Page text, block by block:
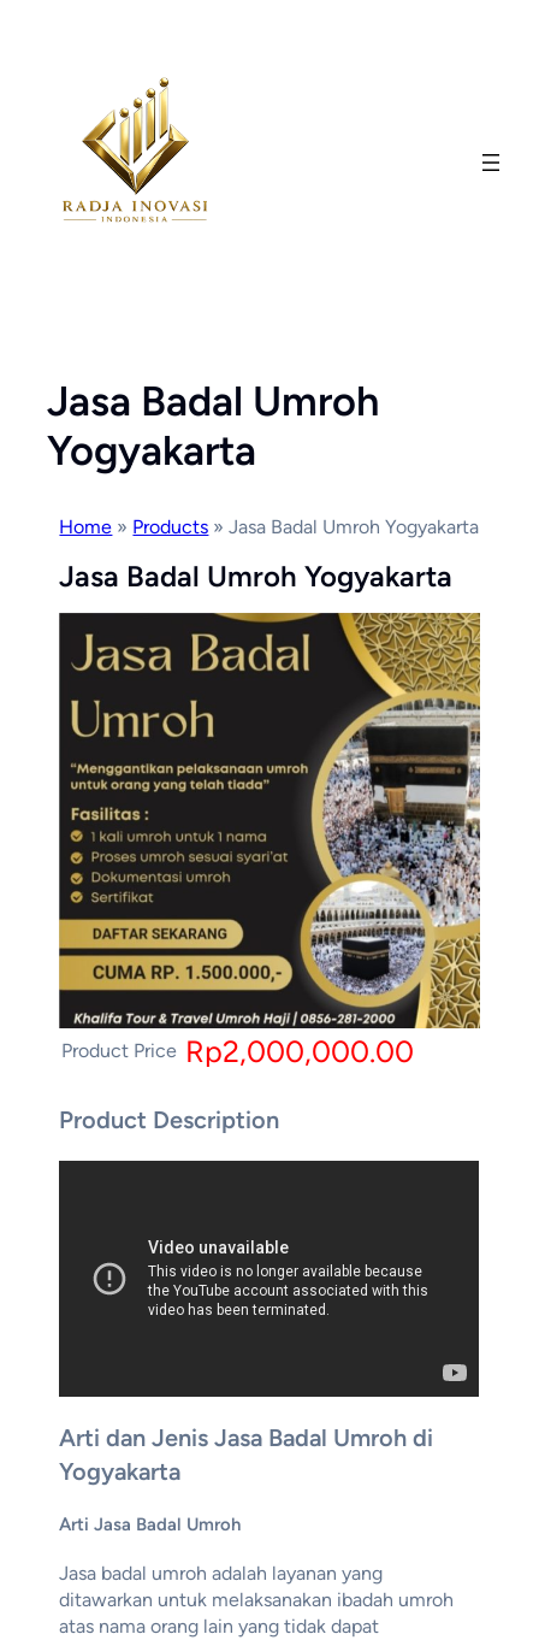
Jasa Badal Umroh
Yogyakarta
Home » Products »Jasa Badal Umroh Yogyakarta
Jasa Badal Umroh Yogyakarta
Product Price Rp2,000,000.00
Product Description
Arti dan Jenis Jasa Badal Umroh di
Yogyakarta
Arti Jasa Badal Umroh
Jasa badal umroh adalah layanan yang
ditawarkan untuk melaksanakan ibadah umroh
atas nama orang lain yang tidak dapat